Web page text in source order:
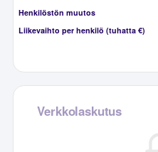
Henkilöstön muutos
Liikevaihto per henkilö (tuhatta €)
Verkkolaskutus